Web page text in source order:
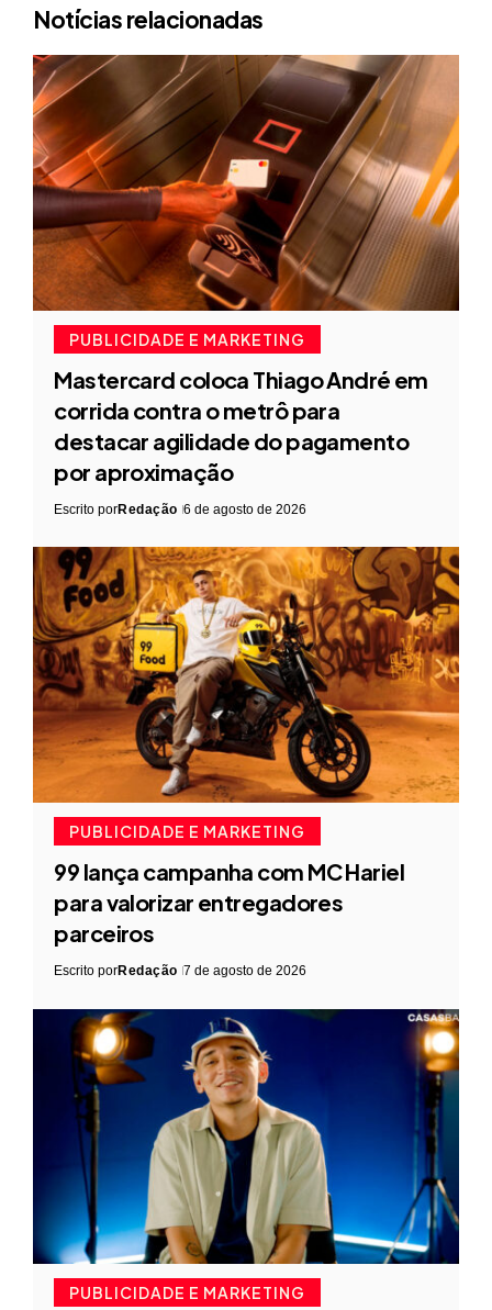
Notícias relacionadas
PUBLICIDADE E MARKETING
Mastercard coloca Thiago André em
corrida contra o metrô para
destacar agilidade do pagamento
por aproximação
Escrito porRedação 6 de agosto de 2026
PUBLICIDADE E MARKETING
99 lança campanha com MC Hariel
para valorizar entregadores
parceiros
Escrito porRedação 7 de agosto de 2026
PUBLICIDADE E MARKETING